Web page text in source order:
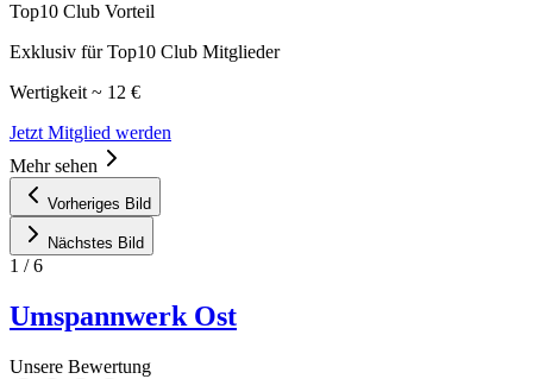
Top10 Club Vorteil
Exklusiv für Top10 Club Mitglieder
Wertigkeit ~ 12 €
Jetzt Mitglied werden
Mehr sehen
Vorheriges Bild
Nächstes Bild
1 /6
Umspannwerk Ost
Unsere Bewertung